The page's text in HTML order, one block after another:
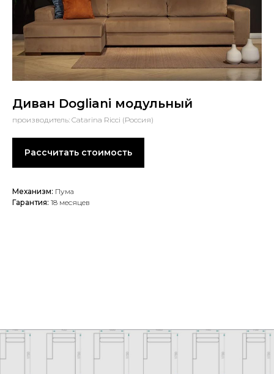
Диван Dogliani модульный
производитель: Catarina Ricci (Россия)
Рассчитать стоимость
Механизм: Пума
Гарантия: 18 месяцев